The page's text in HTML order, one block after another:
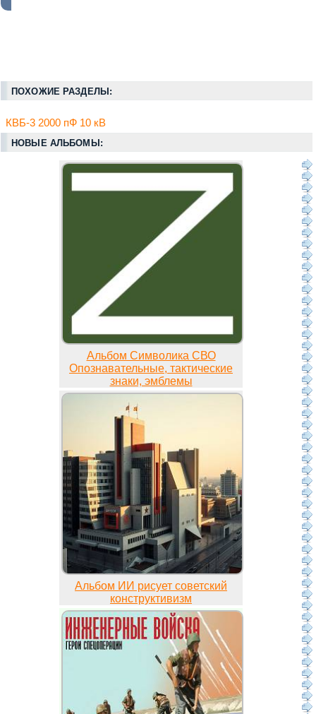
ПОХОЖИЕ РАЗДЕЛЫ:
КВБ-3 2000 пФ 10 кВ
НОВЫЕ АЛЬБОМЫ:
Альбом Символика СВО
Опознавательные, тактические
знаки, эмблемы
Альбом ИИ рисует советский
конструктивизм